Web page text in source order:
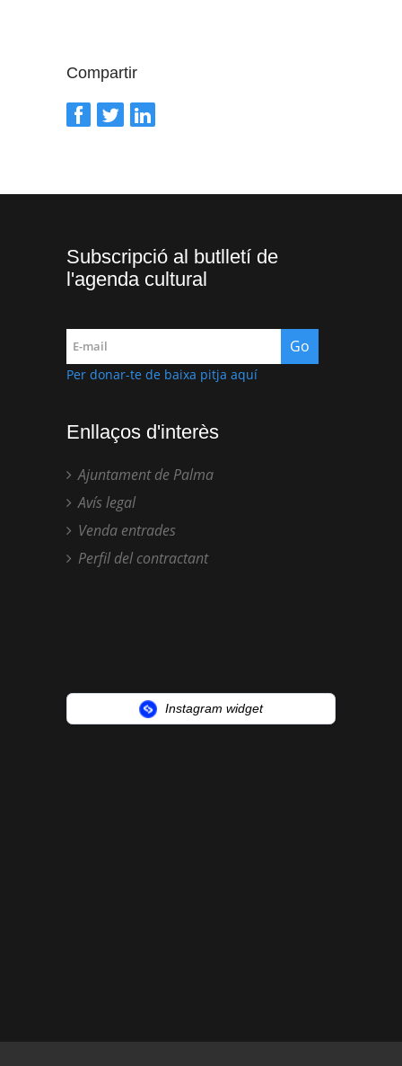
Compartir
Subscripció al butlletí de
l'agenda cultural
Per donar-te de baixa pitja aquí
Enllaços d'interès
Ajuntament de Palma
Avís legal
Venda entrades
Perfil del contractant
Instagram widget